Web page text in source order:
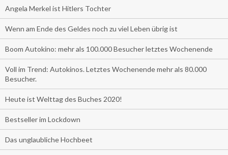
Angela Merkel ist Hitlers Tochter
Wenn am Ende des Geldes noch zu viel Leben übrig ist
Boom Autokino: mehr als 100.000 Besucher letztes Wochenende
Voll im Trend: Autokinos. Letztes Wochenende mehr als 80.000
Besucher.
Heute ist Welttag des Buches 2020!
Bestseller im Lockdown
Das unglaubliche Hochbeet